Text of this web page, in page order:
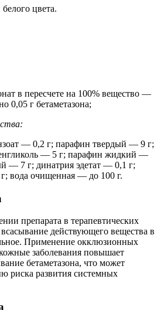
цвета.
в пересчете на 100% вещество —
0,05 г бетаметазона;
— 0,2 г; парафин твердый — 9 г;
— 5 г; парафин жидкий —
— 7 г; динатрия эдетат — 0,1 г;
вода очищенная — до 100 г.
препарата в терапевтических
действующего вещества в
Применение окклюзионных
заболевания повышает
бетаметазона, что может
риска развития системных